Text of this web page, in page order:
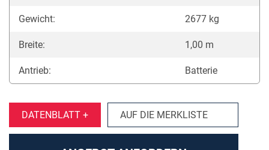
Gewicht: 2677 kg
Breite: 1,00 m
Antrieb: Batterie
DATENBLATT + AUF DIE MERKLISTE